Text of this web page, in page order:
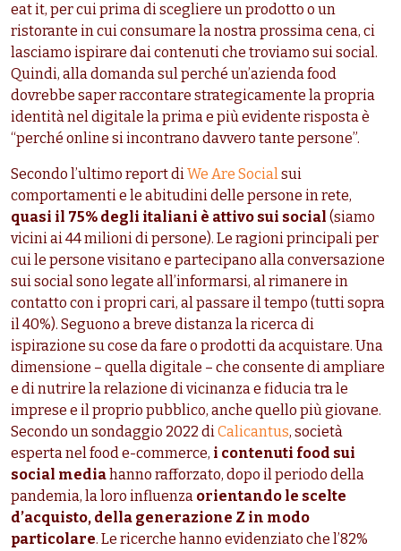
eat it, per cui prima di scegliere un prodotto o un
ristorante in cui consumare la nostra prossima cena, ci
lasciamo ispirare dai contenuti che troviamo sui social.
Quindi, alla domanda sul perché un’azienda food
dovrebbe saper raccontare strategicamente la propria
identità nel digitale la prima e più evidente risposta è
“perché online si incontrano davvero tante persone”.
Secondo l’ultimo report diWe Are Socialsui
comportamenti e le abitudini delle persone in rete,
quasi il 75% degli italiani è attivo sui social (siamo
vicini ai 44 milioni di persone). Le ragioni principali per
cui le persone visitano e partecipano alla conversazione
sui social sono legate all’informarsi, al rimanere in
contatto con i propri cari, al passare il tempo (tutti sopra
il 40%). Seguono a breve distanza la ricerca di
ispirazione su cose da fare o prodotti da acquistare. Una
dimensione – quella digitale – che consente di ampliare
e di nutrire la relazione di vicinanza e fiducia tra le
imprese e il proprio pubblico, anche quello più giovane.
Secondo un sondaggio 2022 diCalicantus, società
esperta nel food e-commerce, i contenuti food sui
social mediahanno rafforzato, dopo il periodo della
pandemia, la loro influenza orientando le scelte
d’acquisto, della generazione Z in modo
particolare. Le ricerche hanno evidenziato che l’82%